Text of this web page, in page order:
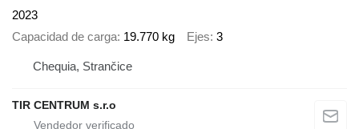
2023
Capacidad de carga 19.770 kg Ejes 3
Chequia, Strančice
TIR CENTRUM s.r.o